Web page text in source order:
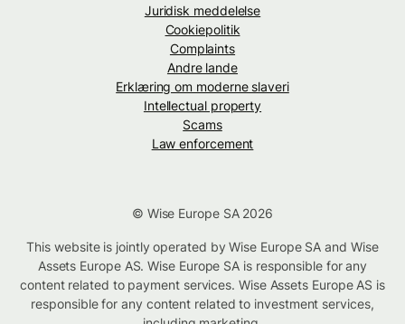
Juridisk meddelelse
Cookiepolitik
Complaints
Andre lande
Erklæring om moderne slaveri
Intellectual property
Scams
Law enforcement
© Wise Europe SA 2026
This website is jointly operated by Wise Europe SA and Wise
Assets Europe AS. Wise Europe SA is responsible for any
content related to payment services. Wise Assets Europe AS is
responsible for any content related to investment services,